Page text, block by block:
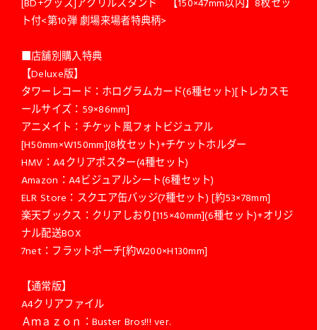
ト付<第10弾 劇場来場者特典柄>
■店舗別購入特典
【Deluxe版】
タワーレコード：ホログラムカード(6種セット)[トレカスモ
ールサイズ：59×86mm]
アニメイト：チケット風フォトビジュアル
[H50mm×W150mm](8枚セット)+チケットホルダー
HMV：A4クリアポスター(4種セット)
Amazon：A4ビジュアルシート(6種セット)
ELR Store：スクエア缶バッジ(7種セット) [約53×78mm]
楽天ブックス：クリアしおり[115×40mm](6種セット)+オリジ
ナル配送BOX
7net：フラットポーチ[約W200×H130mm]
【通常版】
A4クリアファイル
Ａｍａｚｏｎ：Buster Bros!!! ver.